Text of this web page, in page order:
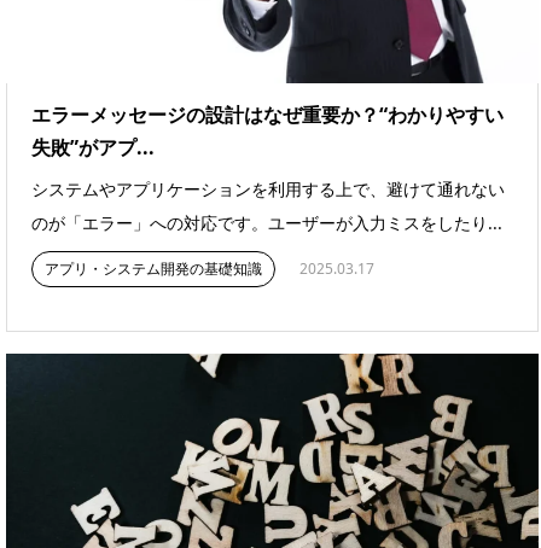
エラーメッセージの設計はなぜ重要か？“わかりやすい
失敗”がアプ...
システムやアプリケーションを利用する上で、避けて通れない
のが「エラー」への対応です。ユーザーが入力ミスをしたり...
アプリ・システム開発の基礎知識 2025.03.17